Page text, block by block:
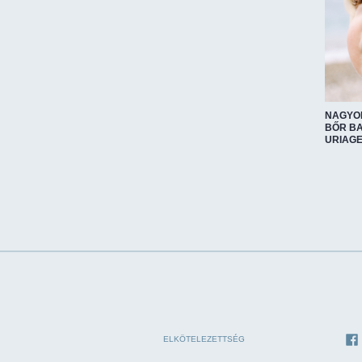
BŐR
ELKÖTELEZETTSÉG